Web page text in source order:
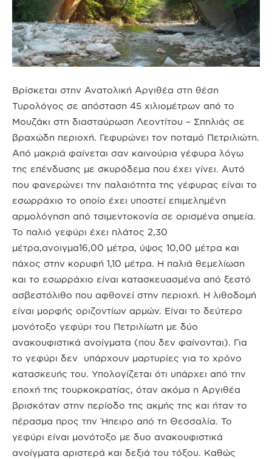
Βρίσκεται στην Ανατολική Αργιθέα στη θέση
Τυρολόγος σε απόσταση 45 χιλιομέτρων από το
Μουζάκι στη διασταύρωση Λεοντίτου – Σπηλιάς σε
βραχώδη περιοχή. Γεφυρώνει τον ποταμό Πετριλιώτη.
Από μακριά φαίνεται σαν καινούρια γέφυρα λόγω
της επένδυσης με σκυρόδεμα που έχει γίνει. Αυτό
που φανερώνει την παλαιότητα της γέφυρας είναι το
εσωρράχιο το οποίο έχει υποστεί επιμελημένη
αρμολόγηση από τσιμεντοκονία σε ορισμένα σημεία.
Το παλιό γεφύρι έχει πλάτος 2,30
μέτρα,ανοιγμα16,00 μέτρα, ύψος 10,00 μέτρα και
πάχος στην κορυφή 1,10 μέτρα. Η παλιά θεμελίωση
και το εσωρράχιο είναι κατασκευασμένα από ξεστό
ασβεστόλιθο που αφθονεί στην περιοχή. Η λιθοδομή
είναι μορφής οριζοντίων αρμών. Είναι το δεύτερο
μονότοξο γεφύρι του Πετριλίωτη με δύο
ανακουφιστικά ανοίγματα (που δεν φαίνονται). Για
το γεφύρι δεν
υπάρχουν μαρτυρίες για το χρόνο
κατασκευής του. Υπολογίζεται ότι υπάρχει από την
εποχή της τουρκοκρατίας, όταν ακόμα η Αργιθέα
βρισκόταν στην περίοδο της ακμής της και ήταν το
πέρασμα προς την Ήπειρο από τη Θεσσαλία. Το
γεφύρι είναι μονότοξο με δυο ανακουφιστικά
ανοίγματα αριστερά και δεξιά του τόξου. Καθώς